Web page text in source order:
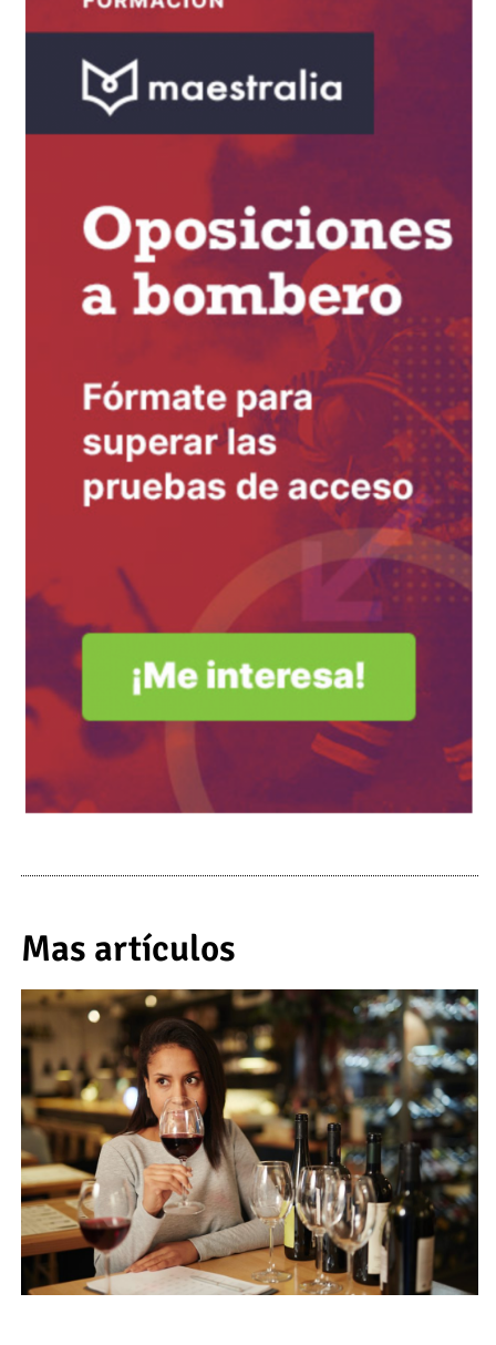
Mas artículos